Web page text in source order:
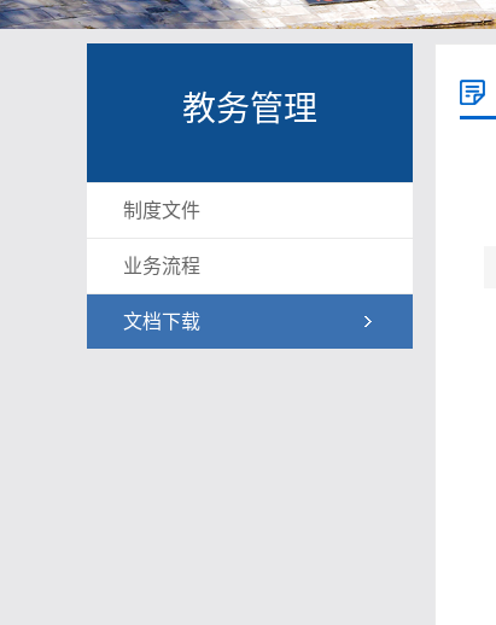
教务管理
制度文件
业务流程
文档下载